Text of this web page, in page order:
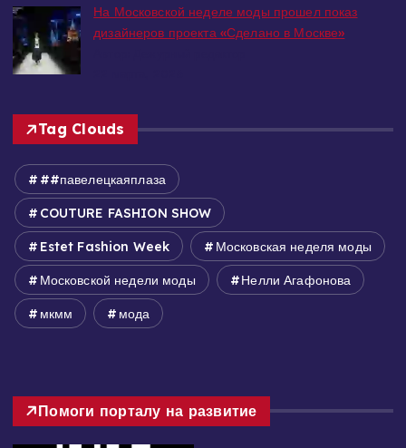
На Московской неделе моды прошел показ
дизайнеров проекта «Сделано в Москве»
Tag Clouds
##павелецкаяплаза
COUTURE FASHION SHOW
Estet Fashion Week Московская неделя моды
Московской недели моды Нелли Агафонова
мкмм мода
Помоги порталу на развитие